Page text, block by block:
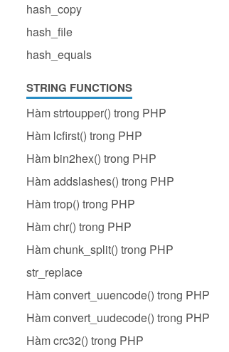
hash_copy
hash_file
hash_equals
STRING FUNCTIONS
Hàm strtoupper() trong PHP
Hàm lcfirst() trong PHP
Hàm bin2hex() trong PHP
Hàm addslashes() trong PHP
Hàm trop() trong PHP
Hàm chr() trong PHP
Hàm chunk_split() trong PHP
str_replace
Hàm convert_uuencode() trong PHP
Hàm convert_uudecode() trong PHP
Hàm crc32() trong PHP